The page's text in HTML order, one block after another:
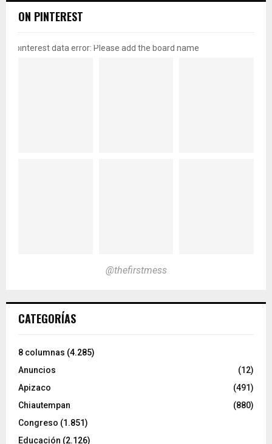
ON PINTEREST
pinterest data error: Please add the board name
@thefirstmess
CATEGORÍAS
8 columnas (4.285)
Anuncios
(12)
Apizaco
(491)
Chiautempan
(880)
Congreso (1.851)
Educación (2.126)